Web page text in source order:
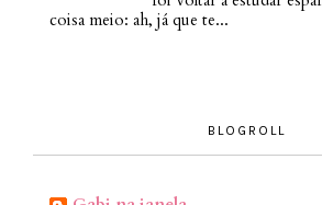
coisa meio: ah, já que te...
BLOGROLL